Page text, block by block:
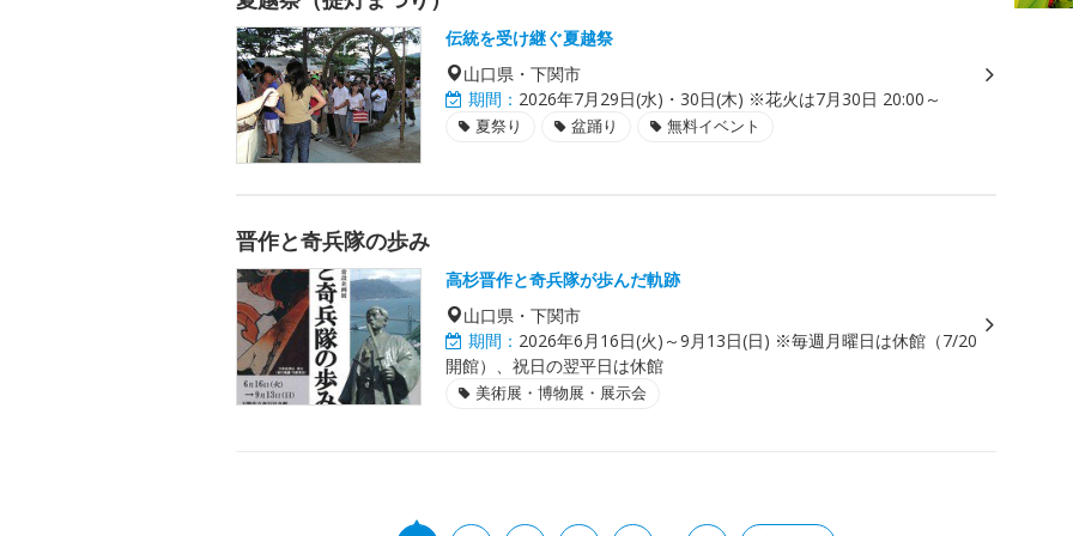
伝統を受け継ぐ夏越祭
山口県・下関市
期間： 2026年7月29日(水)・30日(木) ※花火は7月30日 20:00～
夏祭り 盆踊り 無料イベント
晋作と奇兵隊の歩み
高杉晋作と奇兵隊が歩んだ軌跡
山口県・下関市
期間： 2026年6月16日(火)～9月13日(日) ※毎週月曜日は休館（7/20
開館）、祝日の翌平日は休館
美術展・博物展・展示会